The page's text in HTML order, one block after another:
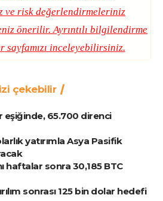
ve risk değerlendirmeleriniz
önerilir. Ayrıntılı bilgilendirme
sayfamızı inceleyebilirsiniz.
çekebilir
eşiğinde, 65.700 direnci
yatırımla Asya Pasifik
haftalar sonra 30,185 BTC
sonrası 125 bin dolar hedefi